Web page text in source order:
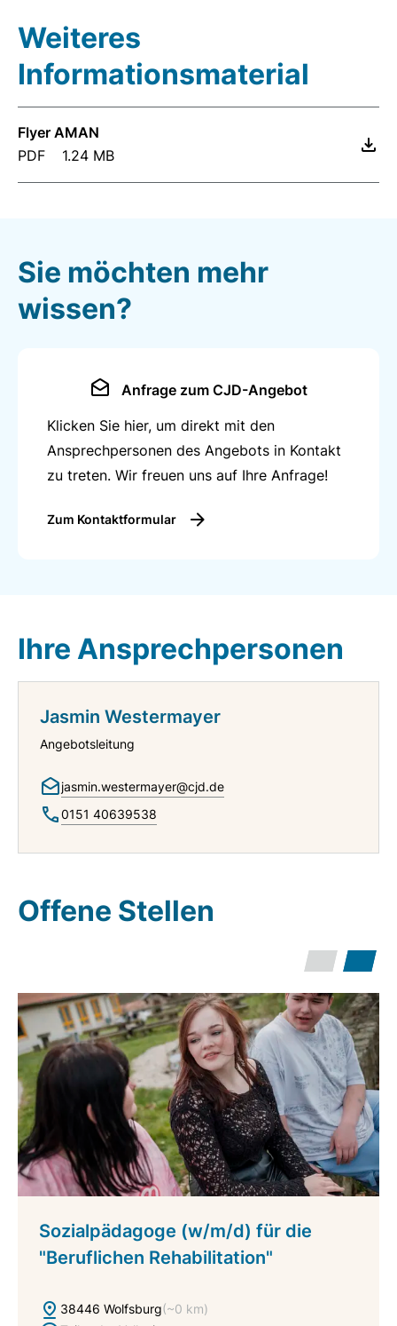
Weiteres
Informationsmaterial
Flyer AMAN
PDF
1.24 MB
Sie möchten mehr
wissen?
Anfrage zum CJD-Angebot
Klicken Sie hier, um direkt mit den
Ansprechpersonen des Angebots in Kontakt
zu treten. Wir freuen uns auf Ihre Anfrage!
Zum Kontaktformular
Ihre Ansprechpersonen
Jasmin Westermayer
Angebotsleitung
jasmin.westermayer@cjd.de
0151 40639538
Offene Stellen
Sozialpädagoge (w/m/d) für die
"Beruflichen Rehabilitation"
38446 Wolfsburg(~0 km)